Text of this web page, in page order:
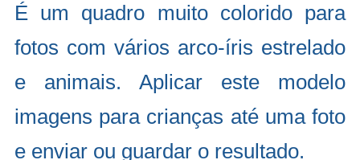
É um quadro muito colorido para
fotos com vários arco-íris estrelado
e animais. Aplicar este modelo
imagens para crianças até uma foto
e enviar ou guardar o resultado.